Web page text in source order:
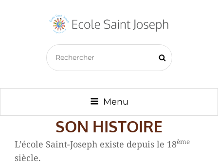
ECOLE SAINT JOSEPH –
BAZOUGES CRÉ SUR LOIR
Search
for:
Search
Menu
SON HISTOIRE
L’école Saint-Joseph existe depuis le 18ème
siècle.